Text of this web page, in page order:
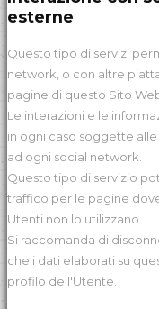
esterne
Questo tipo di servizi
network, o con altre
pagine di questo Sito
Le interazioni e le
in ogni caso soggette
ad ogni social network.
Questo tipo di servizio
traffico per le pagine
Utenti non lo utilizzano.
Si raccomanda di
che i dati elaborati su
profilo dell'Utente.